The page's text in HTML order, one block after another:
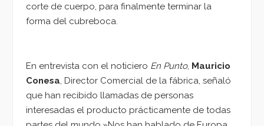
corte de cuerpo, para finalmente terminar la
forma del cubreboca.
En entrevista con el noticiero En Punto, Mauricio
Conesa , Director Comercial de la fábrica, señaló
que han recibido llamadas de personas
interesadas el producto prácticamente de todas